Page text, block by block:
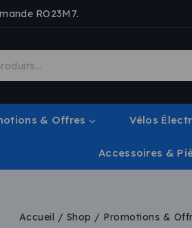
RO23M7.
& Offres Vélos
Accessoires &
Accueil / Shop / Promotions &